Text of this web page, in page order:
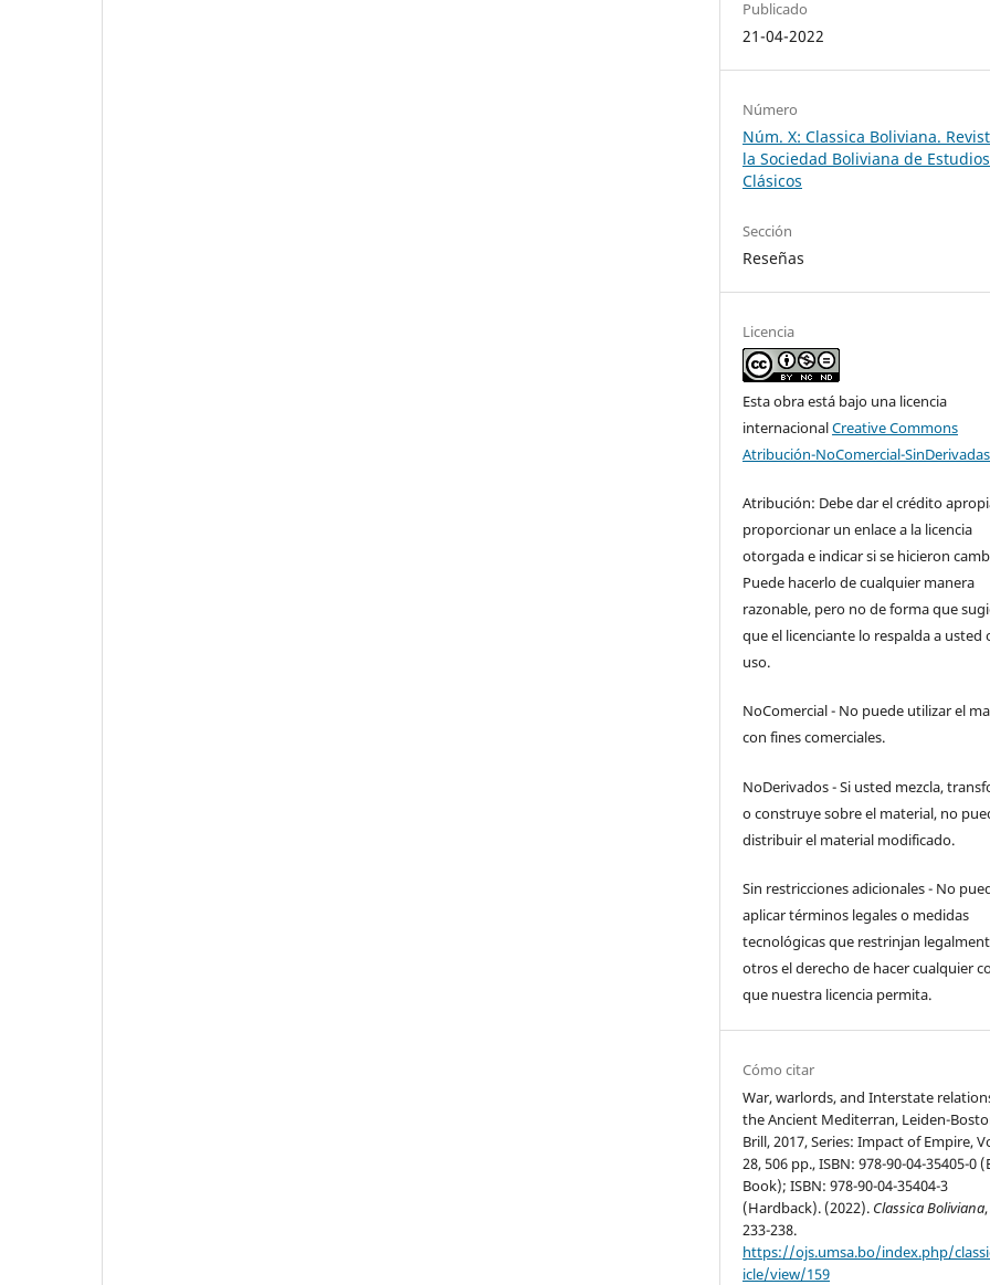
Publicado
21-04-2022
Número
Núm. X: Classica Boliviana.
la Sociedad Boliviana de Estudios
Clásicos
Sección
Reseñas
Licencia
Esta obra está bajo una licencia
internacionalCreative Commons
Atribución-NoComercial-
Atribución: Debe dar el crédito
proporcionar un enlace a la licencia
otorgada e indicar si se hicieron
Puede hacerlo de cualquier manera
razonable, pero no de forma que
que el licenciante lo respalda a usted
uso.
NoComercial - No puede utilizar el
con fines comerciales.
NoDerivados - Si usted mezcla,
o construye sobre el material, no
distribuir el material modificado.
Sin restricciones adicionales - No
aplicar términos legales o medidas
tecnológicas que restrinjan
otros el derecho de hacer cualquier
que nuestra licencia permita.
Cómo citar
War, warlords, and Interstate
the Ancient Mediterran, Leiden-
Brill, 2017, Series: Impact of Empire,
28, 506 pp., ISBN: 978-90-04-35405-0
Book); ISBN: 978-90-04-35404-3
(Hardback). (2022). Classica Boliviana
233-238.
https://ojs.umsa.bo/index.php/
icle/view/159